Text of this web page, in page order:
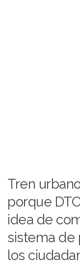
Tren
porque
idea de
sistema de
los